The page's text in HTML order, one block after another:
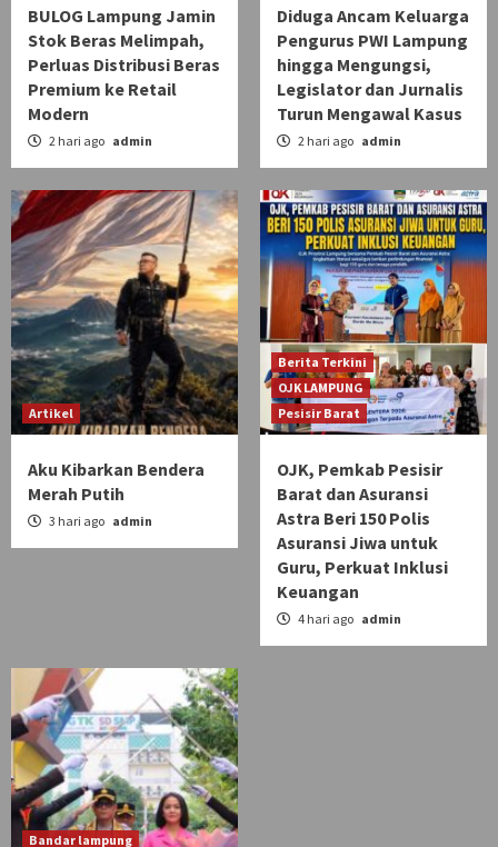
BULOG Lampung Jamin
Stok Beras Melimpah,
Perluas Distribusi Beras
Premium ke Retail
Modern
2 hari ago admin
Diduga Ancam Keluarga
Pengurus PWI Lampung
hingga Mengungsi,
Legislator dan Jurnalis
Turun Mengawal Kasus
2 hari ago admin
Artikel
Aku Kibarkan Bendera
Merah Putih
3 hari ago admin
Berita Terkini
OJK LAMPUNG
Pesisir Barat
OJK, Pemkab Pesisir
Barat dan Asuransi
Astra Beri 150 Polis
Asuransi Jiwa untuk
Guru, Perkuat Inklusi
Keuangan
4 hari ago admin
Bandar lampung